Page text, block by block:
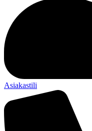
Asiakastili